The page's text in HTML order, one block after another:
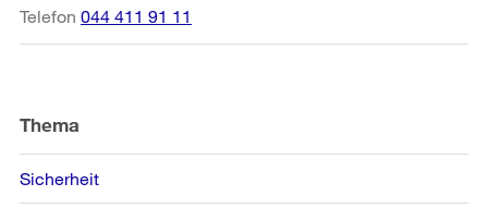
Telefon 044 411 91 11
Thema
Sicherheit